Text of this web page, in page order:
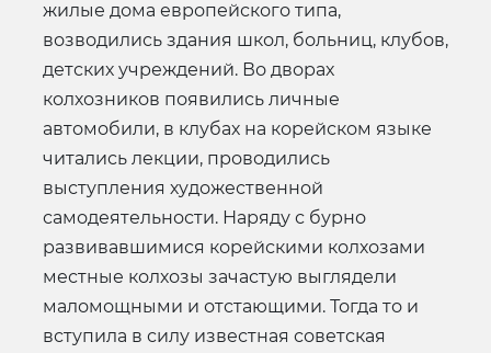
жилые дома европейского типа,
возводились здания школ, больниц, клубов,
детских учреждений. Во дворах
колхозников появились личные
автомобили, в клубах на корейском языке
читались лекции, проводились
выступления художественной
самодеятельности. Наряду с бурно
развивавшимися корейскими колхозами
местные колхозы зачастую выглядели
маломощными и отстающими. Тогда то и
вступила в силу известная советская